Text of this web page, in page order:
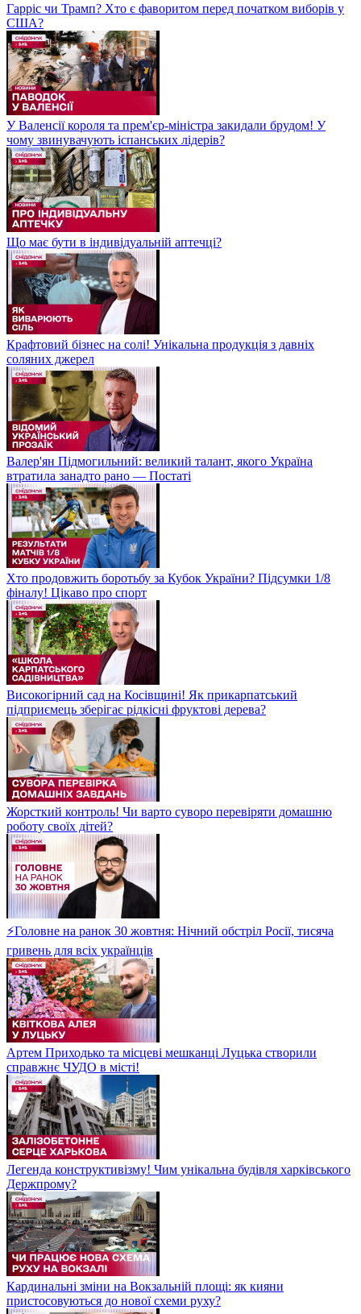
Гарріс чи Трамп? Хто є фаворитом перед початком виборів у
США?
У Валенсії короля та прем'єр-міністра закидали брудом! У
чому звинувачують іспанських лідерів?
Що має бути в індивідуальній аптечці?
Крафтовий бізнес на солі! Унікальна продукція з давніх
соляних джерел
Валер'ян Підмогильний: великий талант, якого Україна
втратила занадто рано — Постаті
Хто продовжить боротьбу за Кубок України? Підсумки 1/8
фіналу! Цікаво про спорт
Високогірний сад на Косівщині! Як прикарпатський
підприємець зберігає рідкісні фруктові дерева?
Жорсткий контроль! Чи варто суворо перевіряти домашню
роботу своїх дітей?
⚡Головне на ранок 30 жовтня: Нічний обстріл Росії, тисяча
гривень для всіх українців
Артем Приходько та місцеві мешканці Луцька створили
справжнє ЧУДО в місті!
Легенда конструктивізму! Чим унікальна будівля харківського
Держпрому?
Кардинальні зміни на Вокзальній площі: як кияни
пристосовуються до нової схеми руху?